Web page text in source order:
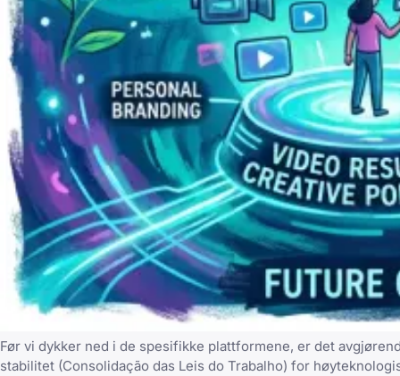
Før vi dykker ned i de spesifikke plattformene, er det
stabilitet (Consolidação das Leis do Trabalho) for